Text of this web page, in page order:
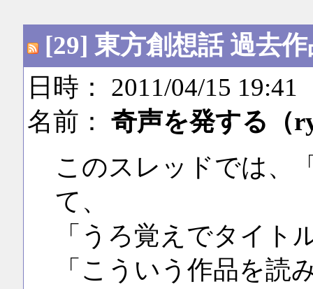
[29] 東方創想話 過去
日時： 2011/04/15 19:41
名前： 奇声を発する（
このスレッドでは、
て、
「うろ覚えでタイト
「こういう作品を読